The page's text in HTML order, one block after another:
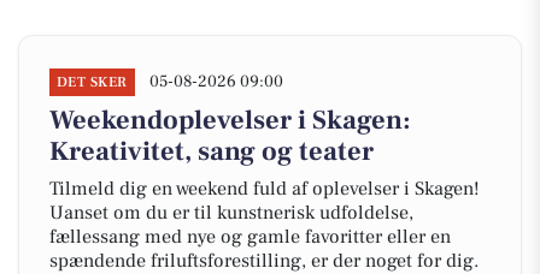
DET SKER 05-08-2026 09:00
Weekendoplevelser i Skagen:
Kreativitet, sang og teater
Tilmeld dig en weekend fuld af oplevelser i Skagen!
Uanset om du er til kunstnerisk udfoldelse,
fællessang med nye og gamle favoritter eller en
spændende friluftsforestilling, er der noget for dig.